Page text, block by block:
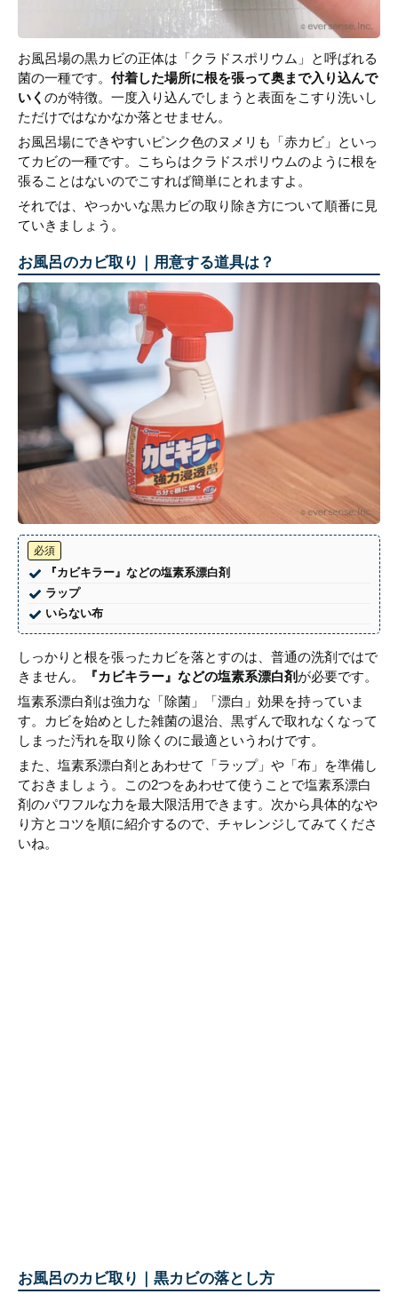
お風呂場の黒カビの正体は「クラドスポリウム」と呼ばれる
菌の一種です。 付着した場所に根を張って奥まで入り込んで
いく のが特徴。一度入り込んでしまうと表面をこすり洗いし
ただけではなかなか落とせません。
お風呂場にできやすいピンク色のヌメリも「赤カビ」といっ
てカビの一種です。こちらはクラドスポリウムのように根を
張ることはないのでこすれば簡単にとれますよ。
それでは、やっかいな黒カビの取り除き方について順番に見
ていきましょう。
お風呂のカビ取り｜用意する道具は？
必須
『カビキラー』などの塩素系漂白剤
ラップ
いらない布
しっかりと根を張ったカビを落とすのは、普通の洗剤ではで
きません。
『カビキラー』などの塩素系漂白剤 が必要です。
塩素系漂白剤は強力な「除菌」「漂白」効果を持っていま
す。カビを始めとした雑菌の退治、黒ずんで取れなくなって
しまった汚れを取り除くのに最適というわけです。
また、塩素系漂白剤とあわせて「ラップ」や「布」を準備し
ておきましょう。この2つをあわせて使うことで塩素系漂白
剤のパワフルな力を最大限活用できます。次から具体的なや
り方とコツを順に紹介するので、チャレンジしてみてくださ
いね。
お風呂のカビ取り｜黒カビの落とし方